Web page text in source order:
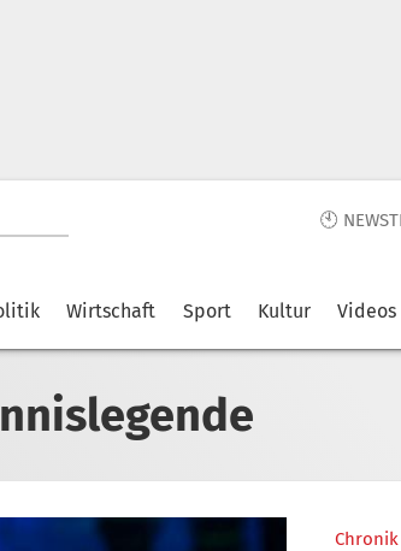
🕙
Wirtschaft Sport Kultur Videos
Chronik